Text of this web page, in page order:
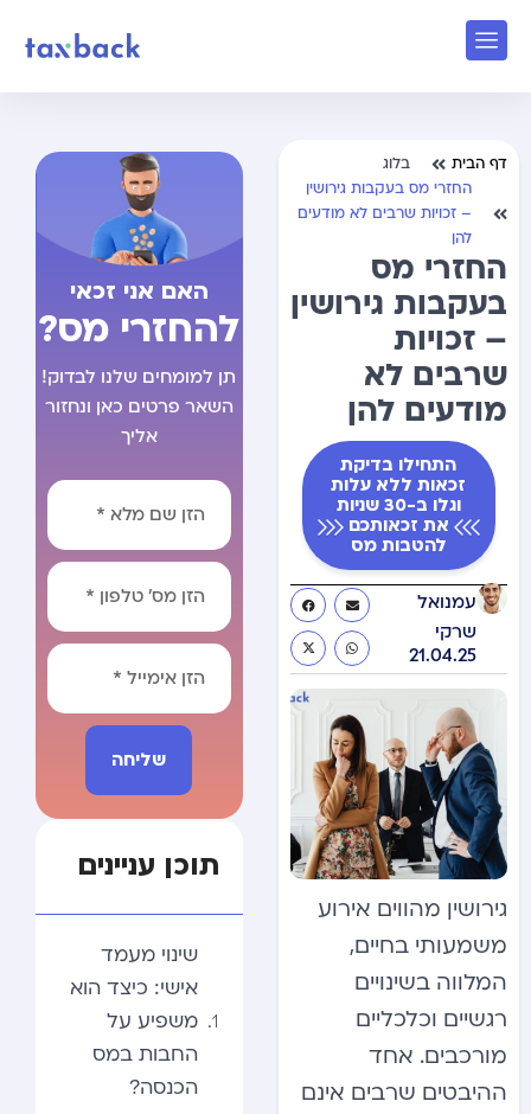
דף הבית
בלוג
החזרי מס בעקבות גירושין
– זכויות שרבים לא מודעים
להן
החזרי מס
בעקבות גירושין
– זכויות
שרבים לא
מודעים להן
התחילו בדיקת
זכאות ללא עלות
וגלו ב-30 שניות
את זכאותכם
להטבות מס
עמנואל
שרקי
21.04.25
גירושין מהווים אירוע
משמעותי בחיים,
המלווה בשינויים
רגשיים וכלכליים
מורכבים. אחד
ההיבטים שרבים אינם
האם אני זכאי
להחזרי מס?
תן למומחים שלנו לבדוק!
השאר פרטים כאן ונחזור
אליך
שליחה
Alternative:
תוכן עניינים
שינוי מעמד
אישי: כיצד הוא
משפיע על
החבות במס
הכנסה?